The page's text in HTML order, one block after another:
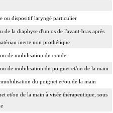
ou dispositif laryngé particulier
de la diaphyse d'un os de l'avant-bras après
inerte non prothétique
de mobilisation du coude
de mobilisation du poignet et/ou de la main
du poignet et/ou de la main
et/ou de la main à visée thérapeutique, sous